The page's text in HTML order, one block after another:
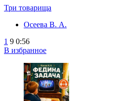
Три товарища
Осеева В. А.
1 9 0:56
В избранное